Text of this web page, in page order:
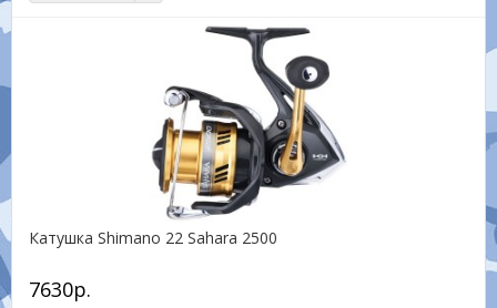
Катушка Shimano 22 Sahara 2500
7630р.